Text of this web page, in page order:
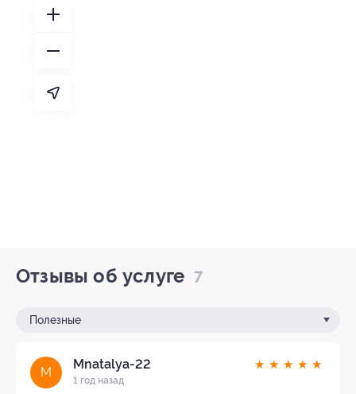
Отзывы об услуге 7
Полезные
M
Mnatalya-22
1 год назад
★ ★ ★ ★ ★